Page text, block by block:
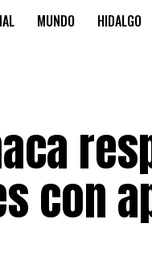
MUNDO HIDALGO
con